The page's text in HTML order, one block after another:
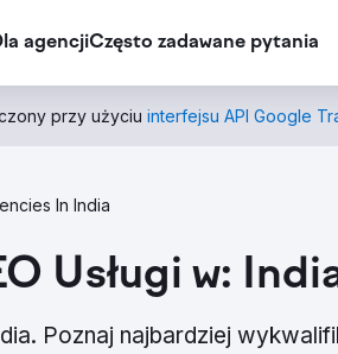
agencjiCzęsto zadawane pytania
przy użyciu interfejsu API Google
In India
Usługi w:
Poznaj najbardziej